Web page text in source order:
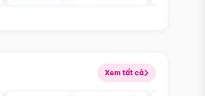
Xem tất cả
Điểm nổi bật